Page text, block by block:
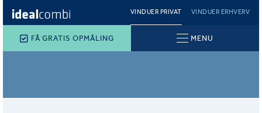
VINDUER PRIVAT VINDUER ERHVERV
FÅ GRATIS OPMÅLING MENU